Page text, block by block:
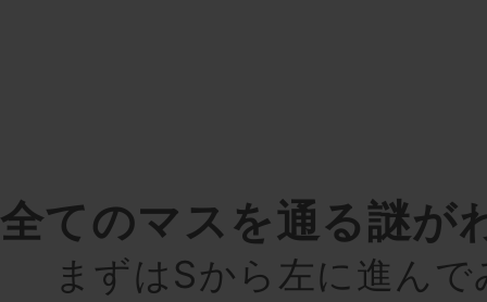
全てのマスを通る謎が
まずはSから左に進ん